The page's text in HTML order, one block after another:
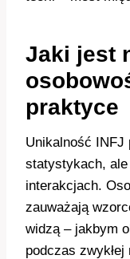
Jaki jest
praktyce
Unikalność INFJ
statystykach,
interakcjach.
zauważają
widzą – jakbym
podczas